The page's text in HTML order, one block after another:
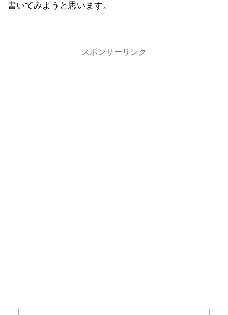
書いてみようと思います。
スポンサーリンク